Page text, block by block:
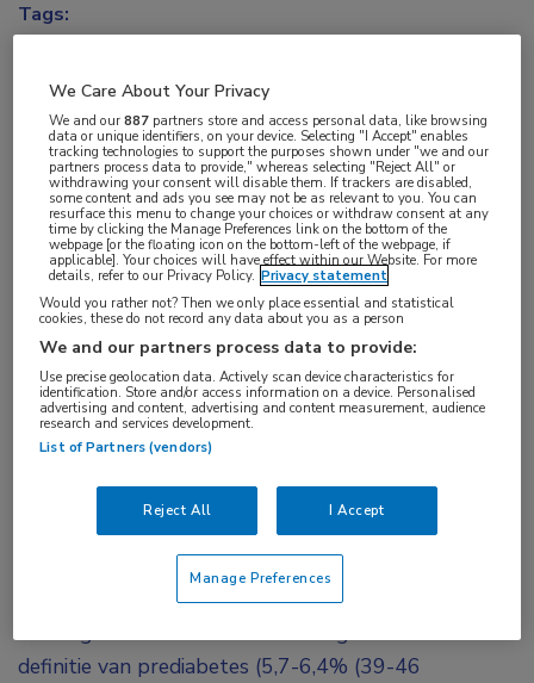
Het risico op subklinische atherosclerose (SCA)
neemt bij mensen met een laag cardiovasculair
risico toe bij hogere HbA1c-niveaus en is zelfs
verhoogd bij niveaus onder de afkapwaarde voor
prediabetes, zo blijkt uit onderzoek dat is
gepubliceerd in Journal of the American College of
Cardiology.
Valentin Fuster (Centro Nacional de Investigaciones
Cardiovasculares Carlos III, Madrid, Spanje) en
collega’s noemen deze bevindingen klinisch relevant,
Progression of Early Subclinical Atherosclerosis
(PESA) studie (gemiddelde leeftijd 46 jaar, 38%
vrouw, gemiddeld HbA
1c5,4% (36 mmol/mol)) een
-waarde van 5,5-5,6% had (37-38 mmol/mol),
wat lager is dan de door de ADA gehanteerde
definitie van prediabetes (5,7-6,4% (39-46
Tags:
We Care About Your Privacy
We and our887 partners store and access personal data, like browsing
data or unique identifiers, on your device. Selecting "I Accept" enables
tracking technologies to support the purposes shown under "we and our
partners process data to provide," whereas selecting "Reject All" or
withdrawing your consent will disable them. If trackers are disabled,
some content and ads you see may not be as relevant to you. You can
resurface this menu to change your choices or withdraw consent at any
time by clicking the Manage Preferences link on the bottom of the
webpage [or the floating icon on the bottom-left of the webpage, if
applicable]. Your choices will have effect within our Website. For more
details, refer to our Privacy Policy. Privacy statement
Would you rather not? Then we only place essential and statistical
cookies, these do not record any data about you as a person
We and our partners process data to provide:
Use precise geolocation data. Actively scan device characteristics for
identification. Store and/or access information on a device. Personalised
advertising and content, advertising and content measurement, audience
research and services development.
List of Partners (vendors)
Reject All I Accept
Manage Preferences